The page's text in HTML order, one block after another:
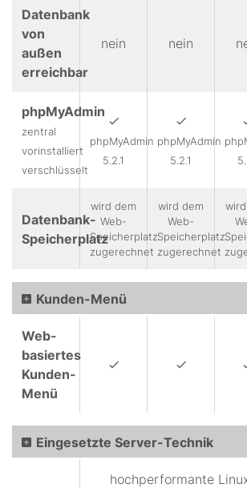
Datenbank
von
außen
erreichbar
nein nein
phpMyAdmin
zentral
vorinstalliert
verschlüsselt
phpMyAdmin
5.2.1
phpMyAdmin
5.2.1
Datenbank-
Speicherplatz
wird dem
Web-
Speicherplatz
zugerechnet
wird dem
Web-
Speicherplatz
zugerechnet
Kunden-Menü
Web-
basiertes
Kunden-
Menü
Eingesetzte Server-Technik
hochperformante